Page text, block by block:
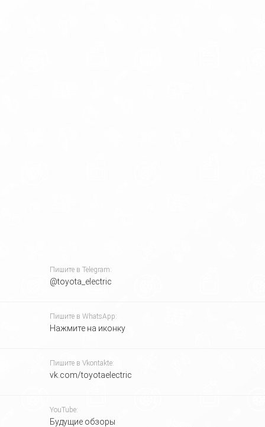
Пишите в Telegram:
@toyota_electric
Пишите в WhatsApp:
Нажмите на иконку
Пишите в Vkontakte:
vk.com/toyotaelectric
YouTube:
Будущие обзоры